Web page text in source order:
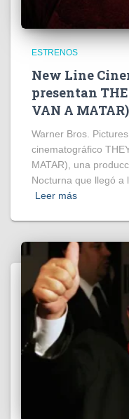
ESTRENOS
New Line
presentan
VAN A MATAR)
Warner Bros.
cinematográfico
MATAR), una
Nocturna que llegó a
Leer más